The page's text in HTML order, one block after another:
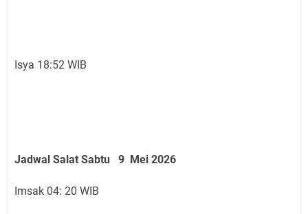
Isya 18:52 WIB
Jadwal Salat Sabtu 9 Mei 2026
Imsak 04: 20 WIB